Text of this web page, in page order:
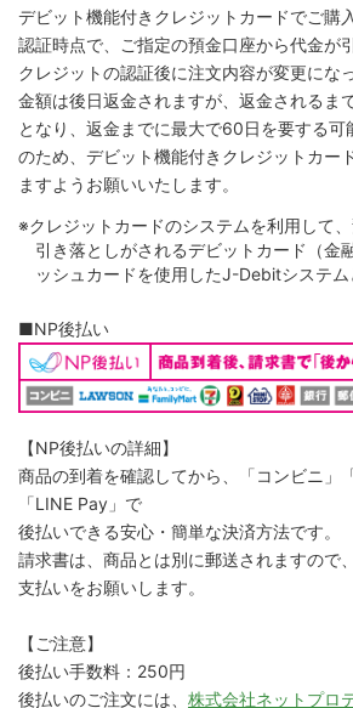
デビット機能付きクレジットカードでご購
認証時点で、ご指定の預金口座から代金が
クレジットの認証後に注文内容が変更にな
金額は後日返金されますが、返金されるま
となり、返金までに最大で60日を要する可
のため、デビット機能付きクレジットカー
ますようお願いいたします。
※クレジットカードのシステムを利用して
引き落としがされるデビットカード（金
ッシュカードを使用したJ-Debitシステム
■NP後払い
【NP後払いの詳細】
商品の到着を確認してから、「コンビニ」
「LINE Pay」で
後払いできる安心・簡単な決済方法です。
請求書は、商品とは別に郵送されますので
支払いをお願いします。
【ご注意】
後払い手数料：250円
後払いのご注文には、 株式会社ネットプロ